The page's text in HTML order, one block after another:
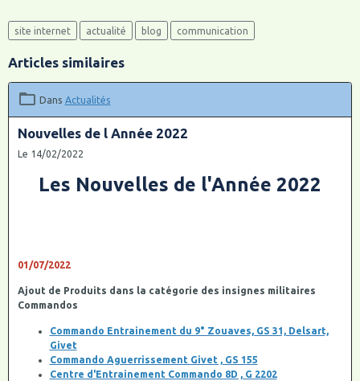
site internet actualité blog communication
Articles similaires
Dans Actualités
Nouvelles de l Année 2022
Le 14/02/2022
Les Nouvelles de l'Année 2022
01/07/2022
Ajout de Produits dans la catégorie des insignes militaires
Commandos
Commando Entrainement du 9° Zouaves, GS 31, Delsart,
Givet
Commando Aguerrissement Givet , GS 155
Centre d'Entrainement Commando 8D , G 2202